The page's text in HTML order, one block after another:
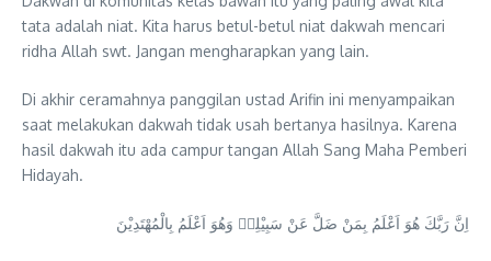
tata adalah niat. Kita harus betul-betul niat dakwah mencari
ridha Allah swt. Jangan mengharapkan yang lain.
Di akhir ceramahnya panggilan ustad Arifin ini menyampaikan
saat melakukan dakwah tidak usah bertanya hasilnya. Karena
hasil dakwah itu ada campur tangan Allah Sang Maha Pemberi
Hidayah.
اِنَّ رَبَّكَ هُوَ اَعْلَمُ بِمَنْ ضَلَّ عَنْ سَبِيْلِهٖ وَهُوَ اَعْلَمُ بِالْمُهْتَدِيْنَ